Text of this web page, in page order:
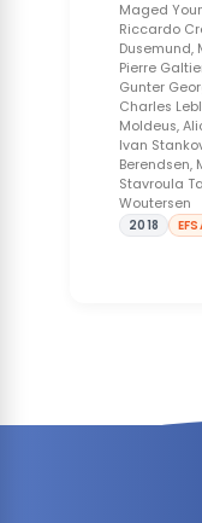
Maged
Riccardo
Dusemund,
Pierre
Gunter
Charles
Moldeus,
Ivan
Berendsen,
Stavroula
Woutersen
2018